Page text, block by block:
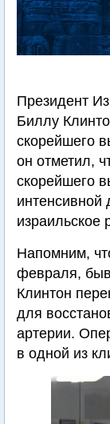
Президент
Биллу
скорейшего
он отметил,
скорейшего
интенсивной
израильское
Напомним,
февраля,
Клинтон
для
артерии.
в одной из